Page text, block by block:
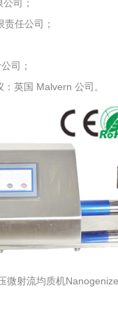
司；
任公司；
司；
英国 Malvern 公司。
微射流均质机